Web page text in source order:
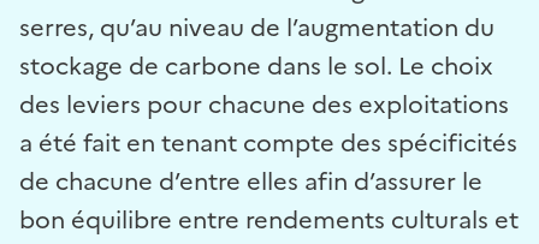
serres, qu’au niveau de l’augmentation du
stockage de carbone dans le sol. Le choix
des leviers pour chacune des exploitations
a été fait en tenant compte des spécificités
de chacune d’entre elles afin d’assurer le
bon équilibre entre rendements culturals et